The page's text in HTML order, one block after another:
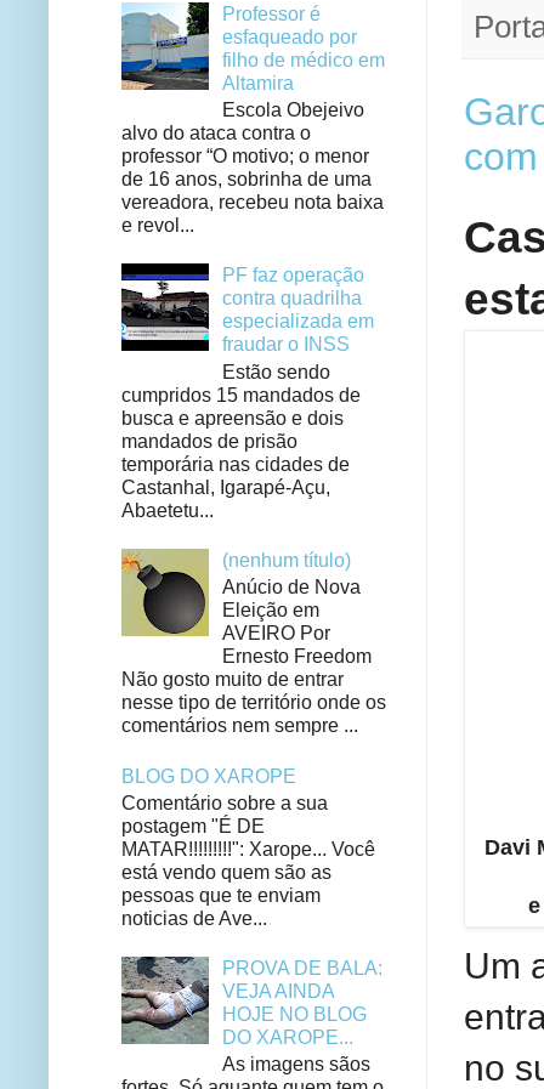
Davi
Um
no
Professor é
esfaqueado por
filho de médico em
Altamira
Escola Obejeivo
alvo do ataca contra o
professor “O motivo; o menor
de 16 anos, sobrinha de uma
vereadora, recebeu nota baixa
e revol...
PF faz operação
contra quadrilha
especializada em
fraudar o INSS
Estão sendo
cumpridos 15 mandados de
busca e apreensão e dois
mandados de prisão
temporária nas cidades de
Castanhal, Igarapé-Açu,
Abaetetu...
(nenhum título)
Anúcio de Nova
Eleição em
AVEIRO Por
Ernesto Freedom
Não gosto muito de entrar
nesse tipo de território onde os
comentários nem sempre ...
BLOG DO XAROPE
Comentário sobre a sua
postagem "É DE
MATAR!!!!!!!!!": Xarope... Você
está vendo quem são as
pessoas que te enviam
noticias de Ave...
PROVA DE BALA:
VEJA AINDA
HOJE NO BLOG
DO XAROPE...
As imagens sãos